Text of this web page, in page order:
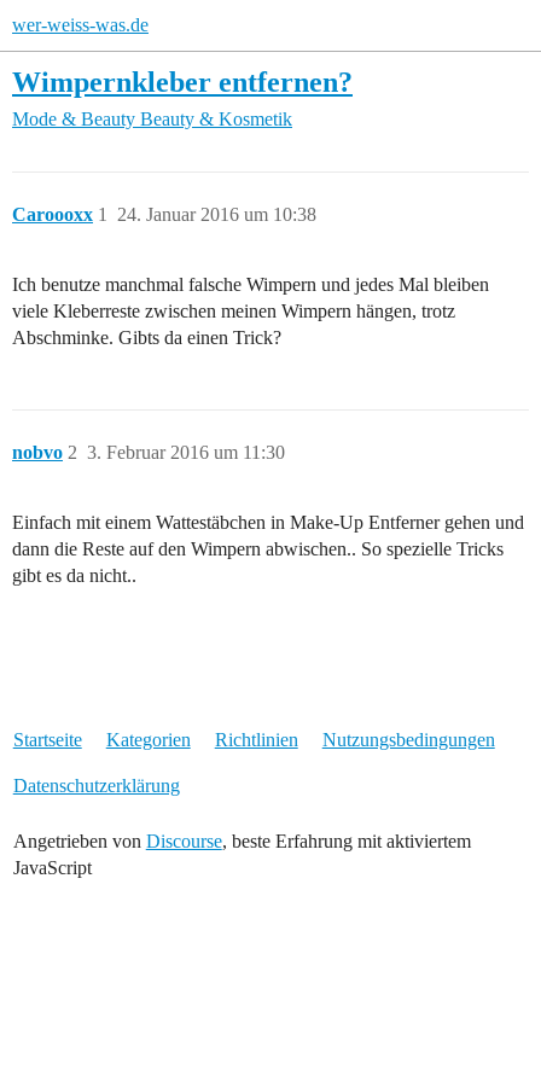
wer-weiss-was.de
Wimpernkleber entfernen?
Mode & Beauty Beauty & Kosmetik
Caroooxx 24. Januar 2016 um 10:38
1
Ich benutze manchmal falsche Wimpern und jedes Mal bleiben
viele Kleberreste zwischen meinen Wimpern hängen, trotz
Abschminke. Gibts da einen Trick?
nobvo 3. Februar 2016 um 11:30
2
Einfach mit einem Wattestäbchen in Make-Up Entferner gehen und
dann die Reste auf den Wimpern abwischen.. So spezielle Tricks
gibt es da nicht..
Startseite Kategorien Richtlinien Nutzungsbedingungen
Datenschutzerklärung
Angetrieben von Discourse, beste Erfahrung mit aktiviertem
JavaScript